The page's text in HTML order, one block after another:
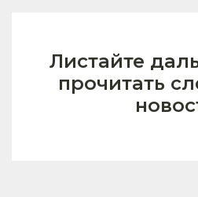
Листайте
прочитать